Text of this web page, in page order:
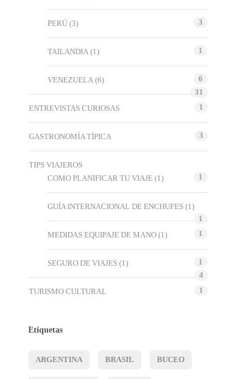
PERÚ (3) 3
TAILANDIA (1) 1
VENEZUELA (6)
6
31
ENTREVISTAS CURIOSAS
1
GASTRONOMÍA TÍPICA 3
TIPS VIAJEROS
COMO PLANIFICAR TU VIAJE (1) 1
GUÍA INTERNACIONAL DE ENCHUFES (1)
1
MEDIDAS EQUIPAJE DE MANO (1) 1
SEGURO DE VIAJES (1)
1
4
TURISMO CULTURAL
1
Etiquetas
ARGENTINA BRASIL BUCEO